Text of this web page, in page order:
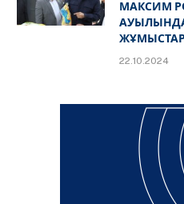
МАКСИМ
22.10.2024